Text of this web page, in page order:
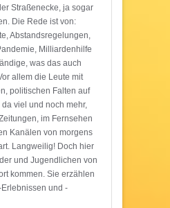
Straßenecke, ja sogar
Die Rede ist von:
Abstandsregelungen,
Milliardenhilfe
was das auch
allem die Leute mit
politischen Falten auf
viel und noch mehr,
im Fernsehen
Kanälen von morgens
Langweilig! Doch hier
und Jugendlichen von
kommen. Sie erzählen
und -